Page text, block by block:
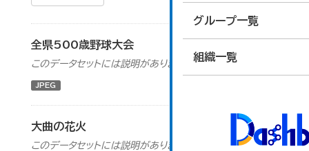
グループ一覧
組織一覧
全県500歳野球大会
このデータセットには説明がありません
JPEG
大曲の花火
このデータセットには説明がありません